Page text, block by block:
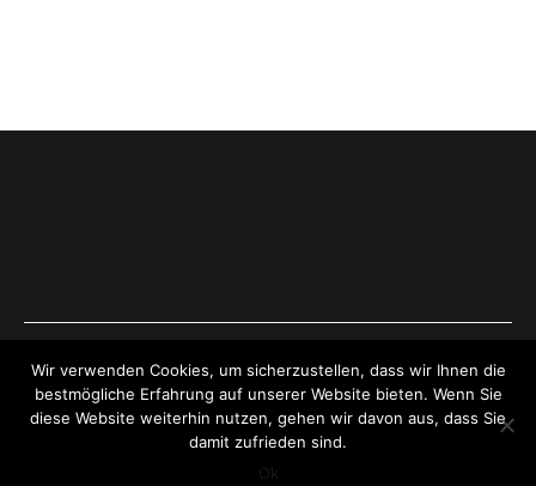
Copyright © 2026ExpressAntworten.com . All rights reserved.
Theme:Cenote by ThemeGrill. Powered byWordPress .
Wir verwenden Cookies, um sicherzustellen, dass wir Ihnen die
bestmögliche Erfahrung auf unserer Website bieten. Wenn Sie
diese Website weiterhin nutzen, gehen wir davon aus, dass Sie
damit zufrieden sind.
Ok